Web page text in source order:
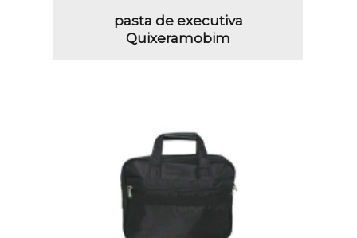
pasta de executiva
Quixeramobim